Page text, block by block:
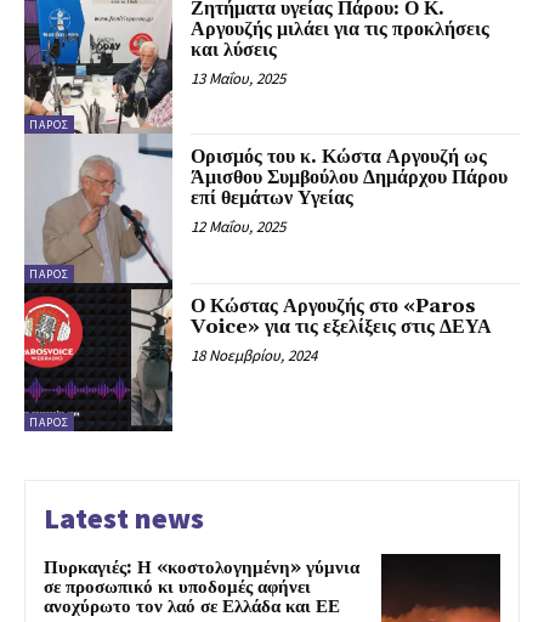
ΠΆΡΟΣ
Ζητήματα υγείας Πάρου: Ο Κ.
Αργουζής μιλάει για τις προκλήσεις
και λύσεις
13 Μαΐου, 2025
ΠΆΡΟΣ
Ορισμός του κ. Κώστα Αργουζή ως
Άμισθου Συμβούλου Δημάρχου Πάρου
επί θεμάτων Υγείας
12 Μαΐου, 2025
ΠΆΡΟΣ
Ο Κώστας Αργουζής στο «Paros
Voice» για τις εξελίξεις στις ΔΕΥΑ
18 Νοεμβρίου, 2024
Latest news
Πυρκαγιές: Η «κοστολογημένη» γύμνια
σε προσωπικό κι υποδομές αφήνει
ανοχύρωτο τον λαό σε Ελλάδα και ΕΕ